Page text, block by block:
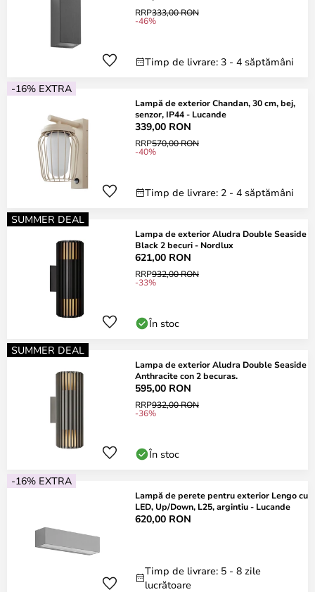
RRP333,00 RON
-46%
Timp de livrare: 3 - 4 săptămâni
-16% EXTRA
Lampă de exterior Chandan, 30 cm, bej,
senzor, IP44 - Lucande
339,00 RON
RRP570,00 RON
-40%
Timp de livrare: 2 - 4 săptămâni
SUMMER DEAL
Lampa de exterior Aludra Double Seaside
Black 2 becuri - Nordlux
621,00 RON
RRP932,00 RON
-33%
În stoc
SUMMER DEAL
Lampa de exterior Aludra Double Seaside
Anthracite con 2 becuras.
595,00 RON
RRP932,00 RON
-36%
În stoc
-16% EXTRA
Lampă de perete pentru exterior Lengo cu
LED, Up/Down, L25, argintiu - Lucande
620,00 RON
Timp de livrare: 5 - 8 zile
lucrătoare